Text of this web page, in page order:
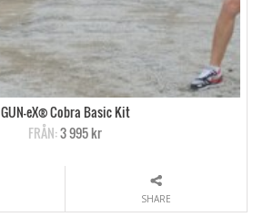
GUN-eX® Cobra Basic Kit
FRÅN:3 995 kr
SHARE